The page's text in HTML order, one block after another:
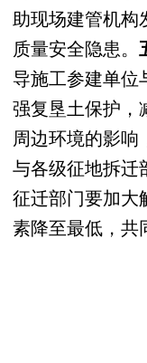
助现场建管机构
质量安全隐患。
导施工参建单位
强复垦土保护，
周边环境的影响
与各级征地拆迁
征迁部门要加大
素降至最低，共